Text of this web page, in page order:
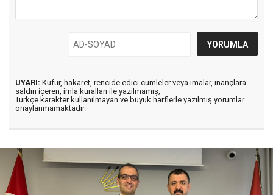
UYARI: Küfür, hakaret, rencide edici cümleler veya imalar, inançlara
saldırı içeren, imla kuralları ile yazılmamış,
Türkçe karakter kullanılmayan ve büyük harflerle yazılmış yorumlar
onaylanmamaktadır.